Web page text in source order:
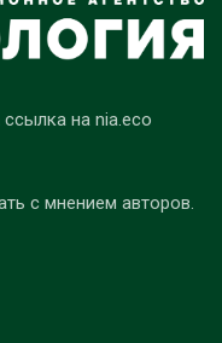
на nia.eco
с мнением авторов.